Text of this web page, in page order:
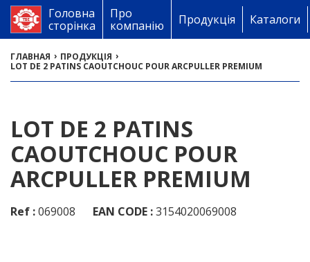
Головна
сторінка
Про
компанію
Продукція Каталоги
ГЛАВНАЯ › ПРОДУКЦІЯ ›
LOT DE 2 PATINS CAOUTCHOUC POUR ARCPULLER PREMIUM
LOT DE 2 PATINS
CAOUTCHOUC POUR
ARCPULLER PREMIUM
Ref :069008 EAN CODE :3154020069008